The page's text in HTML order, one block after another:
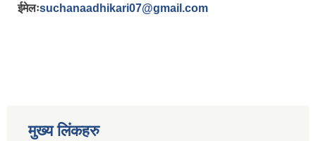
ईमेलःsuchanaadhikari07@gmail.com
मुख्य लिंकहरु